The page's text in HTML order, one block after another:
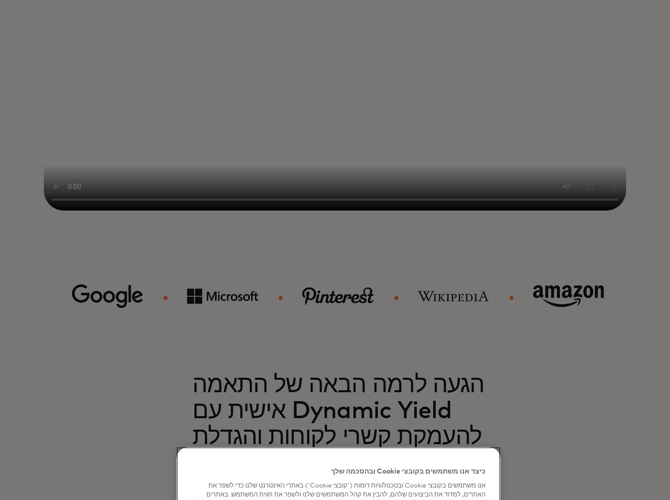
הגעה לרמה הבאה של התאמה
אישית עם Dynamic Yield
להעמקת קשרי לקוחות והגדלת
כיצד אנו משתמשים בקובצי Cookie ובהסכמה שלך
אנו משתמשים בקובצי Cookie ובטכנולוגיות דומות ('קובצי Cookie') באתרי האינטרנט שלנו כדי לשפר את
האתרים, למדוד את הביצועים שלהם, להבין את קהל המשתמשים שלנו ולשפר את חווית המשתמש. באתרים